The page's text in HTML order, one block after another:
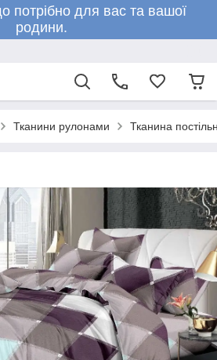
потрібно для вас та вашої
родини.
Тканини рулонами Тканина